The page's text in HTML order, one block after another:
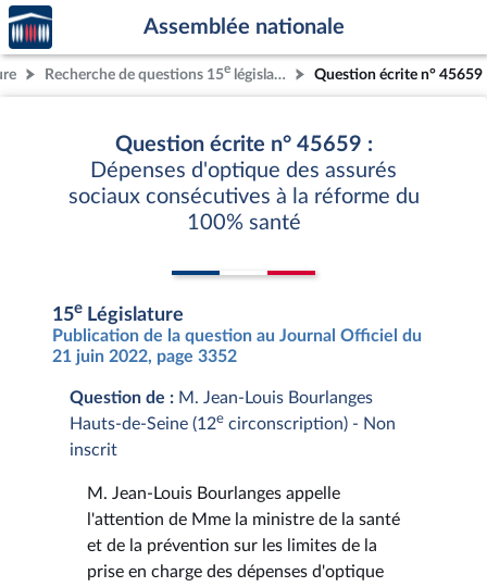
Aller au contenu
Aller en bas de la page
Accèder
à la
page
d'accueil
Assemblée nationale
Recherche de questions 15e législature Question écrite n° 45659
Question écrite n° 45659 :
Dépenses d'optique des assurés
sociaux consécutives à la réforme du
100% santé
15e Législature
Publication de la question au Journal Officiel du
21 juin 2022, page 3352
Question de : M. Jean-Louis Bourlanges
Hauts-de-Seine (12e circonscription) - Non
inscrit
M. Jean-Louis Bourlanges appelle
l'attention de Mme la ministre de la santé
et de la prévention sur les limites de la
prise en charge des dépenses d'optique